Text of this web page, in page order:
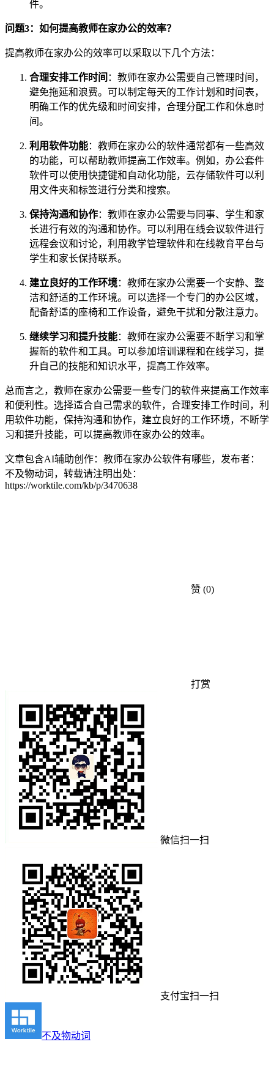
件。
问题3：如何提高教师在家办公的效率？
提高教师在家办公的效率可以采取以下几个方法：
合理安排工作时间 ：教师在家办公需要自己管理时间，
避免拖延和浪费。可以制定每天的工作计划和时间表，
明确工作的优先级和时间安排，合理分配工作和休息时
间。
利用软件功能：教师在家办公的软件通常都有一些高效
的功能，可以帮助教师提高工作效率。例如，办公套件
软件可以使用快捷键和自动化功能，云存储软件可以利
用文件夹和标签进行分类和搜索。
保持沟通和协作：教师在家办公需要与同事、学生和家
长进行有效的沟通和协作。可以利用在线会议软件进行
远程会议和讨论，利用教学管理软件和在线教育平台与
学生和家长保持联系。
建立良好的工作环境：教师在家办公需要一个安静、整
洁和舒适的工作环境。可以选择一个专门的办公区域，
配备舒适的座椅和工作设备，避免干扰和分散注意力。
继续学习和提升技能：教师在家办公需要不断学习和掌
握新的软件和工具。可以参加培训课程和在线学习，提
升自己的技能和知识水平，提高工作效率。
总而言之，教师在家办公需要一些专门的软件来提高工作效率
和便利性。选择适合自己需求的软件，合理安排工作时间，利
用软件功能，保持沟通和协作，建立良好的工作环境，不断学
习和提升技能，可以提高教师在家办公的效率。
文章包含AI辅助创作：教师在家办公软件有哪些，发布者：
不及物动词，转载请注明出处：
https://worktile.com/kb/p/3470638
赞 (0)
打赏
微信扫一扫
支付宝扫一扫
不及物动词